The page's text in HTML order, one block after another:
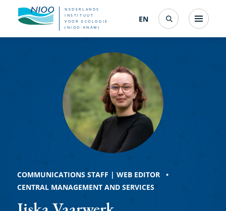
Overslaan
NEDERLANDS
INSTITUUT
VOOR ECOLOGIE
(NIOO-KNAW)
EN English
(interfacetaal
wijzigen)
SearchMenu
Vaarwerk
COMMUNICATIONS STAFF | WEB EDITOR
CENTRAL MANAGEMENT AND SERVICES